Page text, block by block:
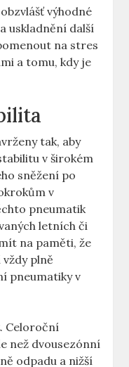
výhodné
uskladnění další
na stres
a tomu, kdy je
tak, aby
v širokém
sněžení po
v
pneumatik
letních či
na paměti, že
plně
pneumatiky v
. Celoroční
než dvousezónní
odpadu a nižší